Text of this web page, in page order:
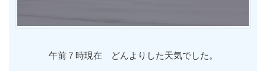
午前７時現在 どんよりした天気でした。